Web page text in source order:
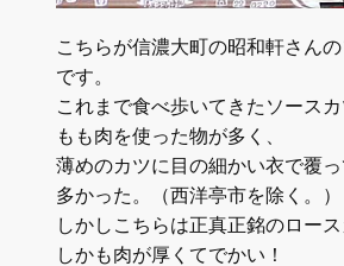
こちらが信濃大町の昭和軒さん
です。
これまで食べ歩いてきたソース
もも肉を使った物が多く、
薄めのカツに目の細かい衣で覆
多かった。（西洋亭市を除く。）
しかしこちらは正真正銘のロース
しかも肉が厚くてでかい！